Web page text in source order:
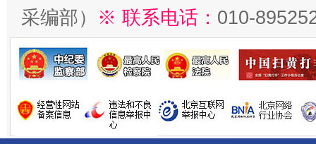
采编部） ※ 联系电话： 010-